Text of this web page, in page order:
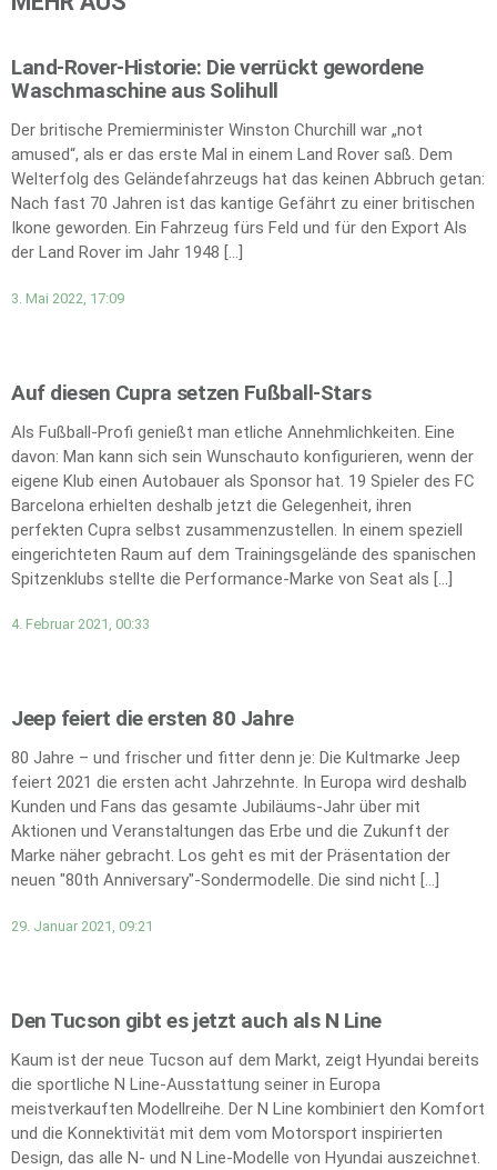
Land-Rover-Historie: Die verrückt gewordene
Waschmaschine aus Solihull
Der britische Premierminister Winston Churchill war „not
amused“, als er das erste Mal in einem Land Rover saß. Dem
Welterfolg des Geländefahrzeugs hat das keinen Abbruch getan:
Nach fast 70 Jahren ist das kantige Gefährt zu einer britischen
Ikone geworden. Ein Fahrzeug fürs Feld und für den Export Als
der Land Rover im Jahr 1948 […]
3. Mai 2022, 17:09
Auf diesen Cupra setzen Fußball-Stars
Als Fußball-Profi genießt man etliche Annehmlichkeiten. Eine
davon: Man kann sich sein Wunschauto konfigurieren, wenn der
eigene Klub einen Autobauer als Sponsor hat. 19 Spieler des FC
Barcelona erhielten deshalb jetzt die Gelegenheit, ihren
perfekten Cupra selbst zusammenzustellen. In einem speziell
eingerichteten Raum auf dem Trainingsgelände des spanischen
Spitzenklubs stellte die Performance-Marke von Seat als […]
4. Februar 2021, 00:33
Jeep feiert die ersten 80 Jahre
80 Jahre – und frischer und fitter denn je: Die Kultmarke Jeep
feiert 2021 die ersten acht Jahrzehnte. In Europa wird deshalb
Kunden und Fans das gesamte Jubiläums-Jahr über mit
Aktionen und Veranstaltungen das Erbe und die Zukunft der
Marke näher gebracht. Los geht es mit der Präsentation der
neuen "80th Anniversary"-Sondermodelle. Die sind nicht […]
29. Januar 2021, 09:21
Den Tucson gibt es jetzt auch als N Line
Kaum ist der neue Tucson auf dem Markt, zeigt Hyundai bereits
die sportliche N Line-Ausstattung seiner in Europa
meistverkauften Modellreihe. Der N Line kombiniert den Komfort
und die Konnektivität mit dem vom Motorsport inspirierten
Design, das alle N- und N Line-Modelle von Hyundai auszeichnet.